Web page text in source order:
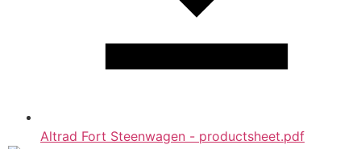
Altrad Fort Steenwagen - productsheet.pdf